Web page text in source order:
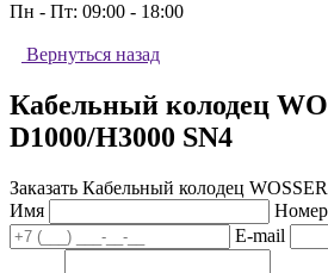
Пн - Пт: 09:00 - 18:00
Вернуться назад
Кабельный колодец
D1000/H3000 SN4
Заказать Кабельный колодец
Имя
Номер
E-mail